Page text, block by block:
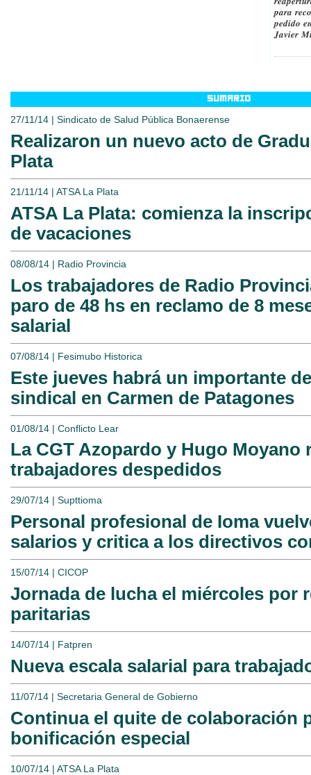
𝒑𝒂𝒓𝒂
𝒑𝒆𝒅𝒊𝒅𝒐
𝑱𝒂𝒗𝒊𝒆𝒓
SUMARIO
27/11/14 | Sindicato de Salud Pública Bonaerense
Realizaron un nuevo acto de
Plata
21/11/14 | ATSA La Plata
ATSA La Plata: comienza la
de vacaciones
08/08/14 | Radio Provincia
Los trabajadores de Radio
paro de 48 hs en reclamo de 8
salarial
07/08/14 | Fesimubo Historica
Este jueves habrá un importante
sindical en Carmen de Patagones
01/08/14 | Conflicto Lear
La CGT Azopardo y Hugo Moyano
trabajadores despedidos
29/07/14 | Supttioma
Personal profesional de Ioma
salarios y critica a los directivos
15/07/14 | CICOP
Jornada de lucha el miércoles por
paritarias
14/07/14 | Fatpren
Nueva escala salarial para
11/07/14 | Secretaria General de Gobierno
Continua el quite de colaboración
bonificación especial
10/07/14 | ATSA La Plata